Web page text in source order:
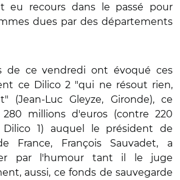
eu recours dans le passé pour
dues par des départements
de ce vendredi ont évoqué ces
ce Dilico 2 "qui ne résout rien,
(Jean-Luc Gleyze, Gironde), ce
millions d'euros (contre 220
1) auquel le président de
France, François Sauvadet, a
par l'humour tant il le juge
aussi, ce fonds de sauvegarde